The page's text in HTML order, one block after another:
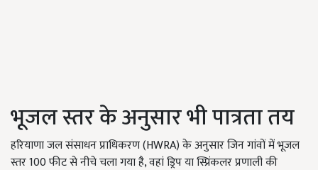
भूजल स्तर के अनुसार भी पात्रता तय
हरियाणा जल संसाधन प्राधिकरण (HWRA) के अनुसार जिन गांवों में भूजल
स्तर 100 फीट से नीचे चला गया है, वहां ड्रिप या स्प्रिंकलर प्रणाली की